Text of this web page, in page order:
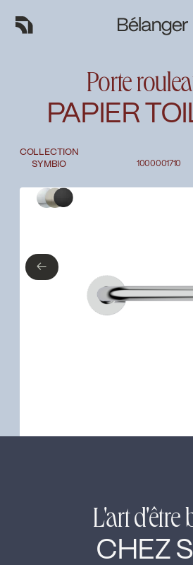
COLLECTION
SYMBIO
Porte
PAPIER
1000001710
Type de finition
←
L'art d'être
CHEZ